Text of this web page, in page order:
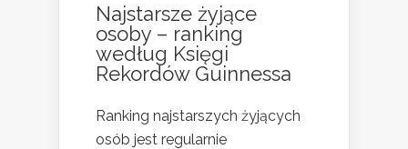
Najstarsze żyjące
osoby – ranking
według Księgi
Rekordów Guinnessa
Ranking najstarszych żyjących
osób jest regularnie